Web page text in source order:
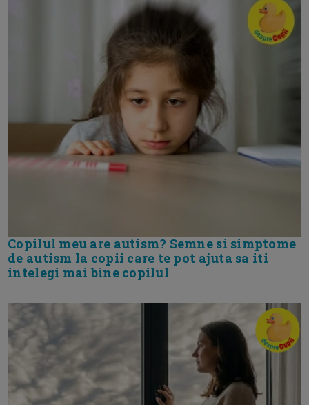
Copilul meu are autism? Semne si simptome
de autism la copii care te pot ajuta sa iti
intelegi mai bine copilul